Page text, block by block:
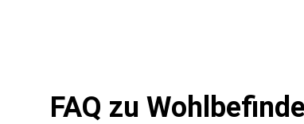
FAQ zu